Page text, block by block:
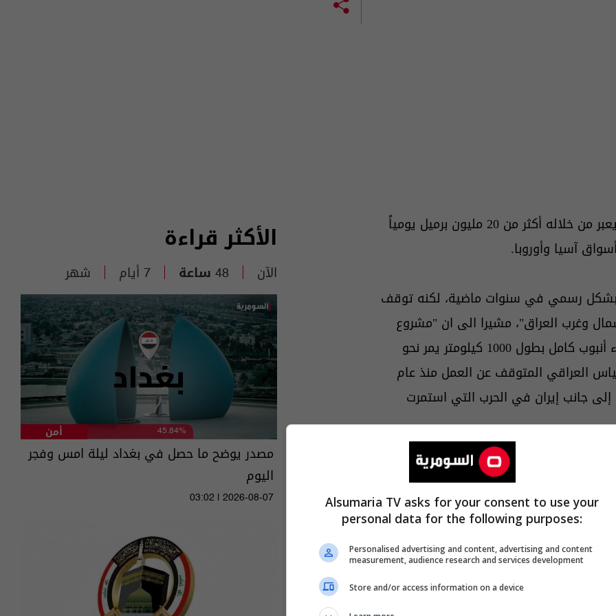
ويعد مضيق هرمز من المضائق المهمة في العالم، إذ يعبر من خلاله أكثر من 20 مليون برميل يومياً
آسيا وأوروبا.
رسمي في سنوات ماضية، لكنه توقف
وغرب العراق"، مشيرا الى ان "مشروع
النفط الإيراني إلى ميناء بانياس يتضمن خطين الأول بناء أنبوب كامل بطول 1000 كيلومتر يمر نحو
العراقي المتوقف عن العمل منذ عام
جانب إيران في الحرب التي استمرت
نفقة إيران واستخدامه في التصدير، إلى
إلى أن "طاقة هذا الأنبوب تصل إلى
عبرسهل نينوىشمال العراق ويدخل
السوري"، موضحا ان "العراق لم يرد
الأكثر قراءة
الآن 48 ساعة 7 أيام شهر
أمن 45.84%
مصدر يوضح ما حصل في بغداد ليلة امس وفجر
اليوم
03:02 | 2026-08-07
Alsumaria TV asks for your consent to use your
personal data for the following purposes:
Personalised advertising and content, advertising and content
measurement, audience research and services development
Store and/or access information on a device